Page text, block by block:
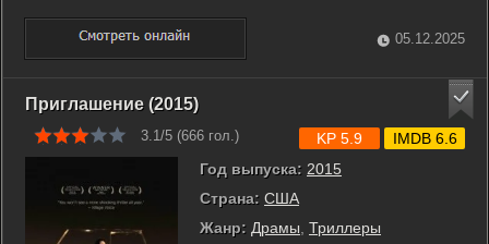
числа сирот и изгнанников. Богатая вдова Констанс Ван
Несс управляет горным промыслом и стремится получить
участок где под землей лежит серебро. ...
05.12.2025
Приглашение (2015)
3.1/5 (666 гол.)
Год выпуска: 2015
Страна: США
Жанр: Драмы Триллеры
KP 5.9 IMDB 6.6